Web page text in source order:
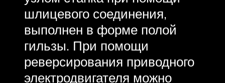
шлицевого соединения,
выполнен в форме полой
гильзы. При помощи
реверсирования приводного
электродвигателя можно